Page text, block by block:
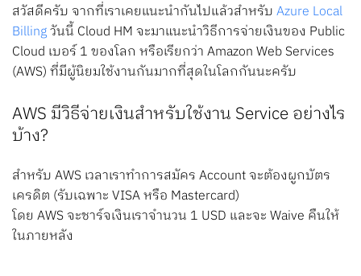
for:
สวัสดีครับ จากที่เราเคยแนะนำกันไปแล้วสำหรับAzure Local
Billingวันนี้ Cloud HM จะมาแนะนำวิธีการจ่ายเงินของ Public
Cloud เบอร์ 1 ของโลก หรือเรียกว่า Amazon Web Services
(AWS) ที่มีผู้นิยมใช้งานกันมากที่สุดในโลกกันนะครับ
AWS มีวิธีจ่ายเงินสำหรับใช้งาน Service อย่างไร
บ้าง?
สำหรับ AWS เวลาเราทำการสมัคร Account จะต้องผูกบัตร
เครดิต (รับเฉพาะ VISA หรือ Mastercard)
โดย AWS จะชาร์จเงินเราจำนวน 1 USD และจะ Waive คืนให้
ในภายหลัง